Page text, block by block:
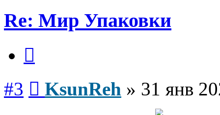
Re: Мир Упаковки
#3 KsunReh » 31 янв